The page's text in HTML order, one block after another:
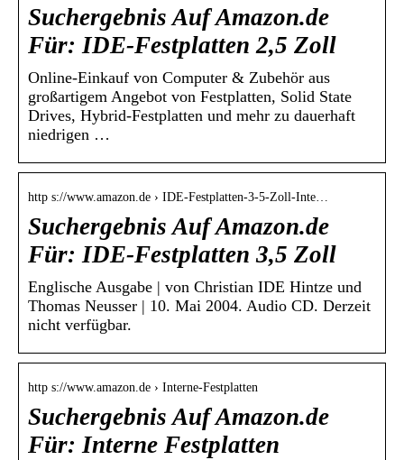
Suchergebnis Auf Amazon.de
Für: IDE-Festplatten 2,5 Zoll
Online-Einkauf von Computer & Zubehör aus
großartigem Angebot von Festplatten, Solid State
Drives, Hybrid-Festplatten und mehr zu dauerhaft
niedrigen …
http s://www.amazon.de › IDE-Festplatten-3-5-Zoll-Inte…
Suchergebnis Auf Amazon.de
Für: IDE-Festplatten 3,5 Zoll
Englische Ausgabe | von Christian IDE Hintze und
Thomas Neusser | 10. Mai 2004. Audio CD. Derzeit
nicht verfügbar.
http s://www.amazon.de › Interne-Festplatten
Suchergebnis Auf Amazon.de
Für: Interne Festplatten